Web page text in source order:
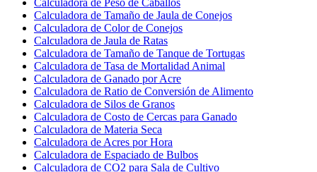
Calculadora de Tamaño de Jaula de Conejos
Calculadora de Color de Conejos
Calculadora de Jaula de Ratas
Calculadora de Tamaño de Tanque de Tortugas
Calculadora de Tasa de Mortalidad Animal
Calculadora de Ganado por Acre
Calculadora de Ratio de Conversión de Alimento
Calculadora de Silos de Granos
Calculadora de Costo de Cercas para Ganado
Calculadora de Materia Seca
Calculadora de Acres por Hora
Calculadora de Espaciado de Bulbos
Calculadora de CO2 para Sala de Cultivo